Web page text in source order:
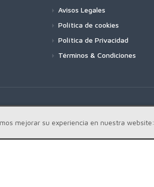
Avisos Legales
Política de cookies
Política de Privacidad
Términos & Condiciones
mejorar su experiencia en nuestra website: